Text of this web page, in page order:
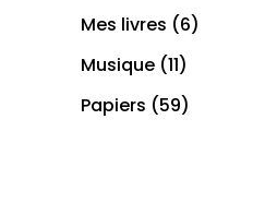
Mes livres (6)
Musique (11)
Papiers (59)